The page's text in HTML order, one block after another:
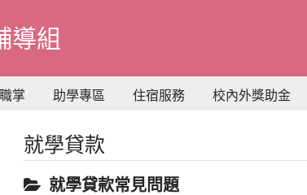
導組
掌 助學專區 住宿服務 校內外獎助金
就學貸款
就學貸款常見問題